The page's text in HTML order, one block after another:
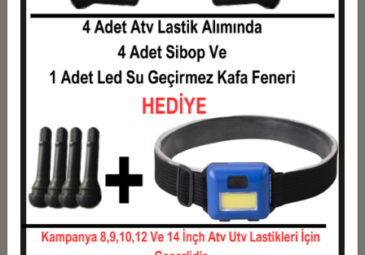
1
1.100,00 TL
1.100,00 TL
550,00 TL
3
392,33 TL
1.177,00 TL
299,75 TL
5
244,20 TL
6
207,17 TL
1.243,00 TL
7
180,71 TL
1.265,00 TL
8
1.287,00 TL
9
145,44 TL
1.309,00 TL